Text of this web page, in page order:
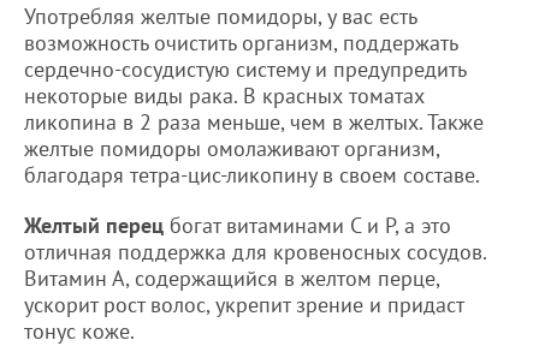
Употребляя желтые помидоры, у вас есть
возможность очистить организм, поддержать
сердечно-сосудистую систему и предупредить
некоторые виды рака. В красных томатах
ликопина в 2 раза меньше, чем в желтых. Также
желтые помидоры омолаживают организм,
благодаря тетра-цис-ликопину в своем составе.
Желтый перец богат витаминами С и Р, а это
отличная поддержка для кровеносных сосудов.
Витамин А, содержащийся в желтом перце,
ускорит рост волос, укрепит зрение и придаст
тонус коже.